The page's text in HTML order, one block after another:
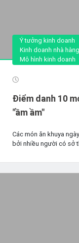
Ý tưởng kinh doanh
Kinh doanh nhà
Mô hình kinh doanh
Điểm danh 10
"ầm ầm"
Các món ăn khuya
bởi nhiều người có sở